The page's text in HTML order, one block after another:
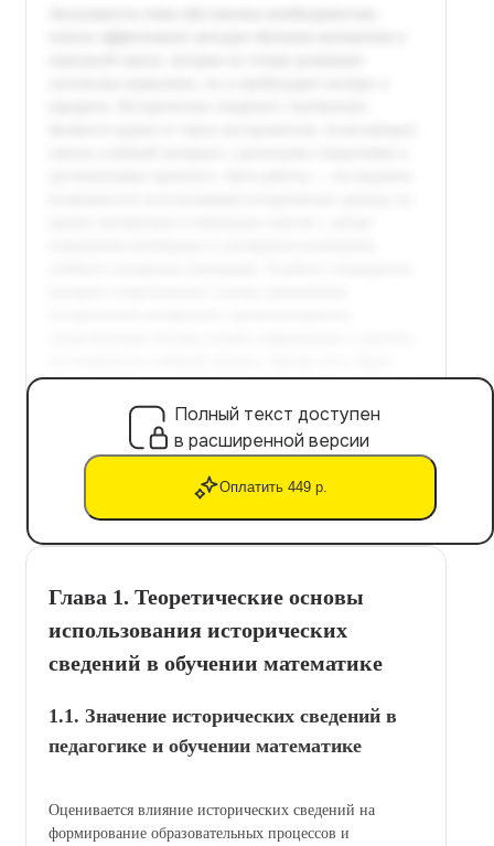
Полный текст доступен
в расширенной версии
Оплатить 449 р.
Глава 1. Теоретические основы
использования исторических
сведений в обучении математике
1.1. Значение исторических сведений в
педагогике и обучении математике
Оценивается влияние исторических сведений на
формирование образовательных процессов и